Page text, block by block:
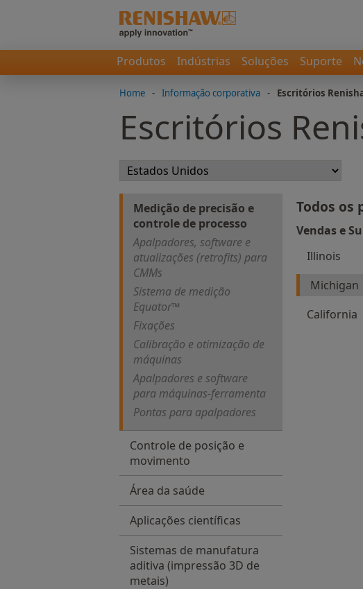
Produtos Indústrias Soluções Suporte
Home - Informação corporativa - Escritórios
Escritórios
Medição de precisão e
controle de processo
Apalpadores, software e
atualizações (retrofits) para
CMMs
Sistema de medição
Equator™
Fixações
Calibração e otimização de
máquinas
Apalpadores e software
para máquinas-ferramenta
Pontas para apalpadores
Controle de posição e
movimento
Área da saúde
Aplicações científicas
Sistemas de manufatura
aditiva (impressão 3D de
metais)
Todos os
Vendas e
Illinois
Michigan
California